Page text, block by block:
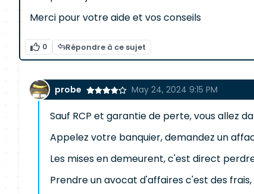
Merci pour votre aide et vos conseils
0 Répondre à ce sujet
probe May 24, 2024 9:15 PM
Sauf RCP et garantie de perte, vous allez
Appelez votre banquier, demandez un
Les mises en demeurent, c'est direct
Prendre un avocat d'affaires c'est des